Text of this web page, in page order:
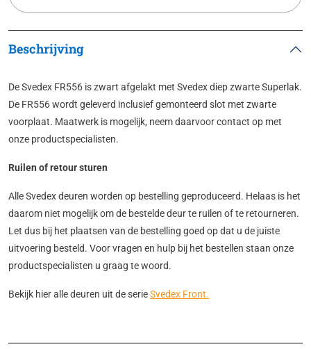
Beschrijving
De Svedex FR556 is zwart afgelakt met Svedex diep zwarte Superlak.
De FR556 wordt geleverd inclusief gemonteerd slot met zwarte
voorplaat. Maatwerk is mogelijk, neem daarvoor contact op met
onze productspecialisten.
Ruilen of retour sturen
Alle Svedex deuren worden op bestelling geproduceerd. Helaas is het
daarom niet mogelijk om de bestelde deur te ruilen of te retourneren.
Let dus bij het plaatsen van de bestelling goed op dat u de juiste
uitvoering besteld. Voor vragen en hulp bij het bestellen staan onze
productspecialisten u graag te woord.
Bekijk hier alle deuren uit de serieSvedex Front.